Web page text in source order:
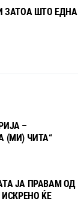
ЗАТОА ШТО ЕДНА
–
(МИ) ЧИТА“
ЈА ПРАВАМ ОД
ЌЕ